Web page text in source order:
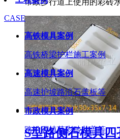
CASE
高铁模具案例
高铁桥梁护栏施工案例
高速模具案例
高速护坡路沿石盖板等
市政模具案例
路沿石植草彩砖井盖等
市政步行道上使用的彩砖
S型路侧石模具